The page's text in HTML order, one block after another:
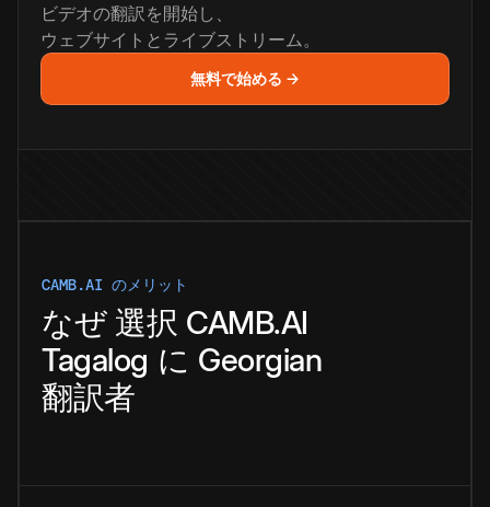
ビデオの翻訳を開始し、
ウェブサイトとライブストリーム。
無料で始める →
CAMB.AI のメリット
なぜ 選択 CAMB.AI
Tagalog に Georgian
翻訳者